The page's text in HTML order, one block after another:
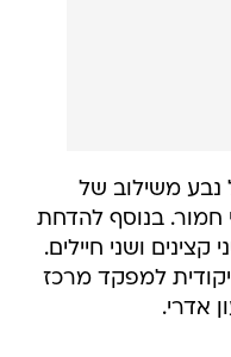
נבע משילוב של
חמור. בנוסף להדחת
קצינים ושני חיילים.
למפקד מרכז
אדרי.